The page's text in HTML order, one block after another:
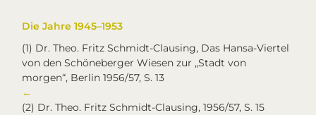
Die Jahre 1945–1953
(1) Dr. Theo. Fritz Schmidt-Clausing, Das Hansa-Viertel
von den Schöneberger Wiesen zur „Stadt von
morgen“, Berlin 1956/57, S. 13
←
(2) Dr. Theo. Fritz Schmidt-Clausing, 1956/57, S. 15